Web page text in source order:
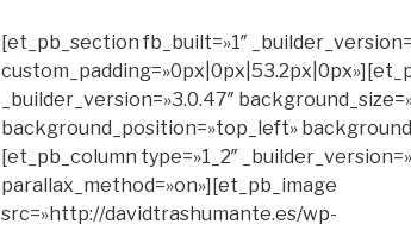
[et_pb_section fb_built=»1″
_builder_version=»3.0.47″
background_position=»top_left»
[et_pb_column type=»1_2″
parallax_method=»on»][et_pb_image
src=»http://davidtrashumante.es/wp-